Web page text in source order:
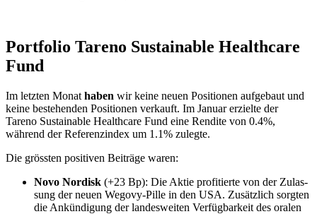
Portfolio Tareno Sustainable Health­care
Fund
Im letzten Monat haben wir keine neuen Positionen aufge­baut und
keine bestehenden Positionen verkauft. Im Januar erzielte der
Tareno Sustainable Health­care Fund eine Rendite von 0.4%,
während der Referenz­index um 1.1% zulegte.
Die grössten positiven Beiträge waren:
Novo Nordisk (+23 Bp): Die Aktie profi­tierte von der Zulas­
sung der neuen Wegovy-Pille in den USA. Zusätz­lich sorgten
die Ankün­di­gung der landes­weiten Verfüg­bar­keit des oralen